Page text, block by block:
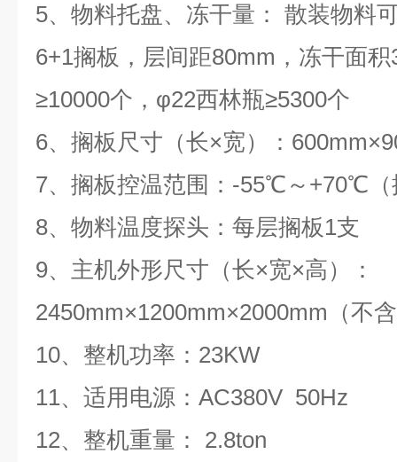
5、物料托盘、冻干量： 散装物料
6+1搁板，层间距80mm，冻干面
≥10000个，φ22西林瓶≥5300个
6、搁板尺寸（长×宽）：
7、搁板控温范围：-55℃～+70℃
8、物料温度探头：每层搁板1支
9、主机外形尺寸（长×宽×高）：
2450mm×1200mm×2000mm（不
10、整机功率：23KW
11、适用电源：AC380V 50Hz
12、整机重量： 2.8ton